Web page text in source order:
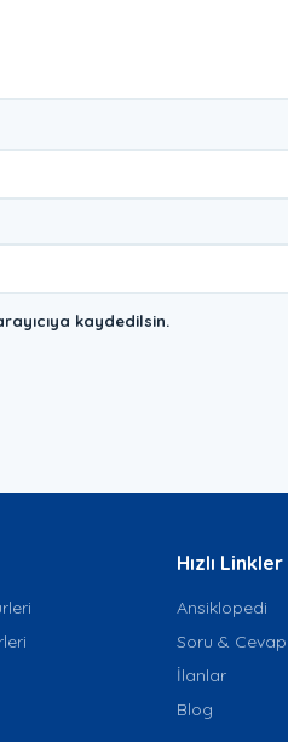
kaydedilsin.
Hızlı Linkler
Ansiklopedi
Soru & Cevap
İlanlar
Blog